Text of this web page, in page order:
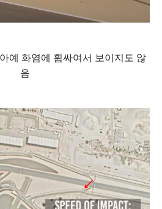
예 화염에 휩싸여서 보이지도 않
음